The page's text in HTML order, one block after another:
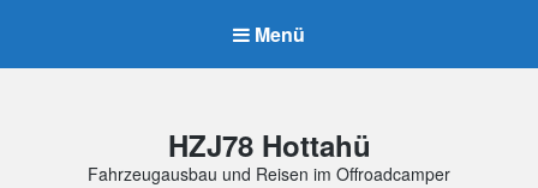
Menü
HZJ78 Hottahü
Fahrzeugausbau und Reisen im Offroadcamper